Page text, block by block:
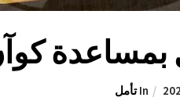
بمساعدة
Inتأمل